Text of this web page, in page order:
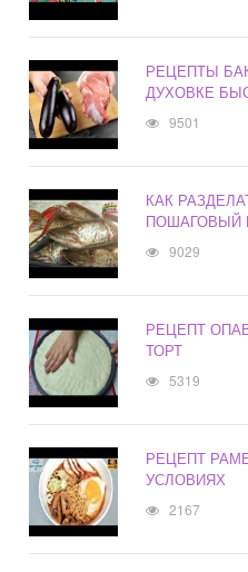
РЕЦЕПТЫ
ДУХОВКЕ
9501
КАК
ПОШАГОВЫЙ
9029
РЕЦЕПТ
ТОРТ
5319
РЕЦЕПТ
УСЛОВИЯХ
2167